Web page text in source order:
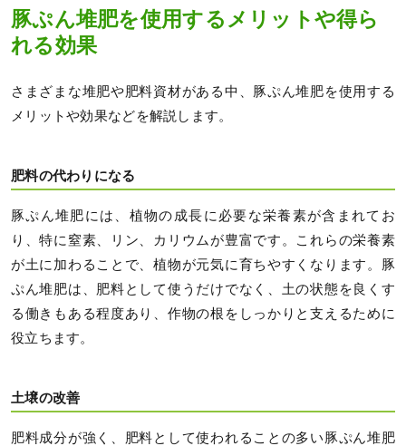
豚ぷん堆肥を使用するメリットや得ら
れる効果
さまざまな堆肥や肥料資材がある中、豚ぷん堆肥を使用する
メリットや効果などを解説します。
肥料の代わりになる
豚ぷん堆肥には、植物の成長に必要な栄養素が含まれてお
り、特に窒素、リン、カリウムが豊富です。これらの栄養素
が土に加わることで、植物が元気に育ちやすくなります。豚
ぷん堆肥は、肥料として使うだけでなく、土の状態を良くす
る働きもある程度あり、作物の根をしっかりと支えるために
役立ちます。
土壌の改善
肥料成分が強く、肥料として使われることの多い豚ぷん堆肥